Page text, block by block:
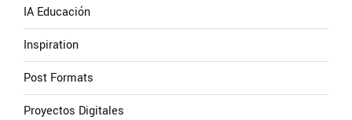
IA Educación
Inspiration
Post Formats
Proyectos Digitales